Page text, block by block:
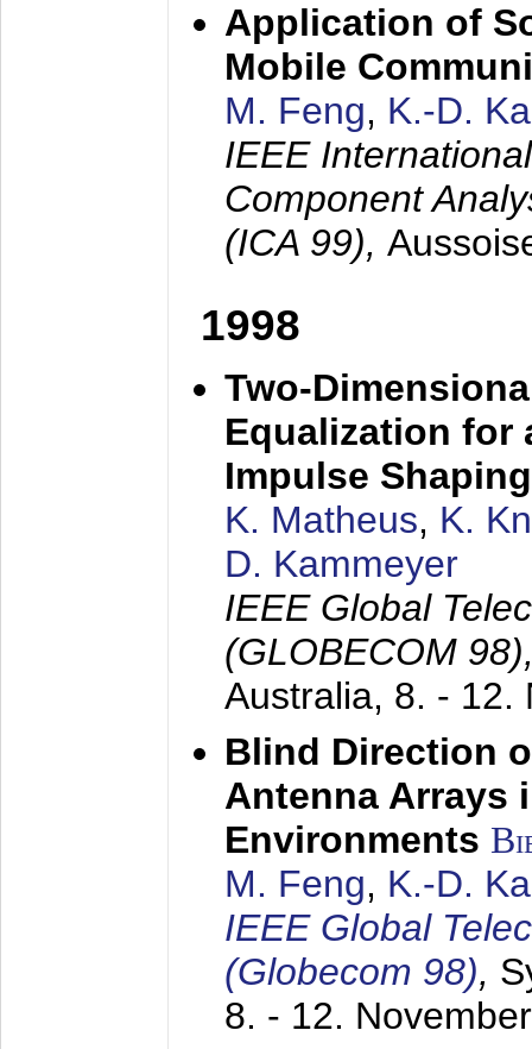
Application of
Mobile
M. Feng, K.-D.
IEEE
Component
(ICA 99),
1998
Two-
Equalization for
Impulse
K. Matheus, K.
D. Kammeyer
IEEE Global
(GLOBECOM
Australia, 8. - 12.
Blind Direction
Antenna Arrays
Environments
M. Feng, K.-D.
IEEE Global
(Globecom 98),
8. - 12.